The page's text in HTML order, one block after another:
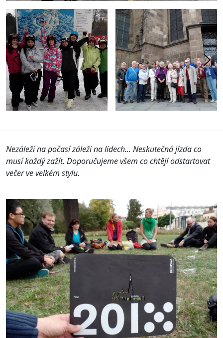
Nezáleží na počasí záleží na lidech... Neskutečná jízda co
musí každý zažít. Doporučujeme všem co chtějí odstartovat
večer ve velkém stylu.